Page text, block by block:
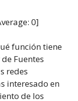
0]
función tiene
Fuentes
redes
interesado en
de los